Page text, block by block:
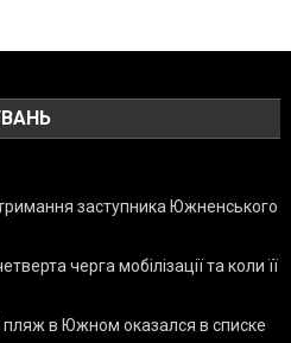
заступника Южненського
черга мобілізації та коли її
пляж в Южном оказался в списке